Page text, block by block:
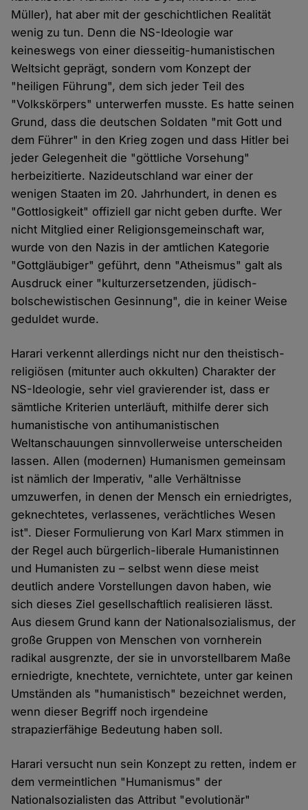
Müller), hat aber mit der geschichtlichen Realität
wenig zu tun. Denn die NS-Ideologie war
keineswegs von einer diesseitig-humanistischen
Weltsicht geprägt, sondern vom Konzept der
"heiligen Führung", dem sich jeder Teil des
"Volkskörpers" unterwerfen musste. Es hatte seinen
Grund, dass die deutschen Soldaten "mit Gott und
dem Führer" in den Krieg zogen und dass Hitler bei
jeder Gelegenheit die "göttliche Vorsehung"
herbeizitierte. Nazideutschland war einer der
wenigen Staaten im 20. Jahrhundert, in denen es
"Gottlosigkeit" offiziell gar nicht geben durfte. Wer
nicht Mitglied einer Religionsgemeinschaft war,
wurde von den Nazis in der amtlichen Kategorie
"Gottgläubiger" geführt, denn "Atheismus" galt als
Ausdruck einer "kulturzersetzenden, jüdisch-
bolschewistischen Gesinnung", die in keiner Weise
geduldet wurde.
Harari verkennt allerdings nicht nur den theistisch-
religiösen (mitunter auch okkulten) Charakter der
NS-Ideologie, sehr viel gravierender ist, dass er
sämtliche Kriterien unterläuft, mithilfe derer sich
humanistische von antihumanistischen
Weltanschauungen sinnvollerweise unterscheiden
lassen. Allen (modernen) Humanismen gemeinsam
ist nämlich der Imperativ, "alle Verhältnisse
umzuwerfen, in denen der Mensch ein erniedrigtes,
geknechtetes, verlassenes, verächtliches Wesen
ist". Dieser Formulierung von Karl Marx stimmen in
der Regel auch bürgerlich-liberale Humanistinnen
und Humanisten zu – selbst wenn diese meist
deutlich andere Vorstellungen davon haben, wie
sich dieses Ziel gesellschaftlich realisieren lässt.
Aus diesem Grund kann der Nationalsozialismus, der
große Gruppen von Menschen von vornherein
radikal ausgrenzte, der sie in unvorstellbarem Maße
erniedrigte, knechtete, vernichtete, unter gar keinen
Umständen als "humanistisch" bezeichnet werden,
wenn dieser Begriff noch irgendeine
strapazierfähige Bedeutung haben soll.
Harari versucht nun sein Konzept zu retten, indem er
dem vermeintlichen "Humanismus" der
Nationalsozialisten das Attribut "evolutionär"